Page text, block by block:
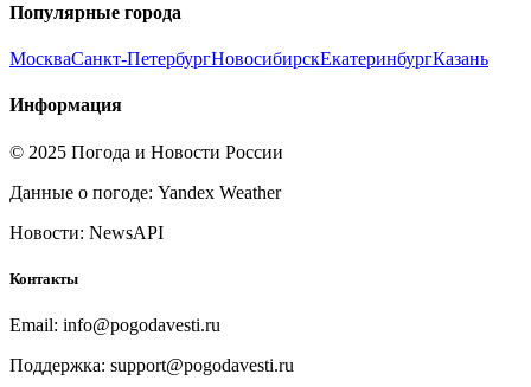
Популярные города
МоскваСанкт-ПетербургНовосибирскЕкатеринбургКазань
Информация
© 2025 Погода и Новости России
Данные о погоде: Yandex Weather
Новости: NewsAPI
Контакты
Email: info@pogodavesti.ru
Поддержка: support@pogodavesti.ru